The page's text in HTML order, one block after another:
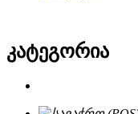
კატეგორია